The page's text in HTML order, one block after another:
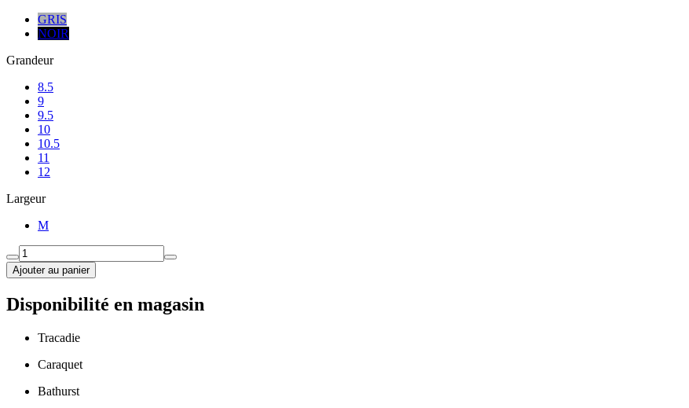
GRIS
NOIR
Grandeur
8.5
9
9.5
10
10.5
11
12
Largeur
M
Ajouter au panier
Disponibilité en magasin
Tracadie
Caraquet
Bathurst